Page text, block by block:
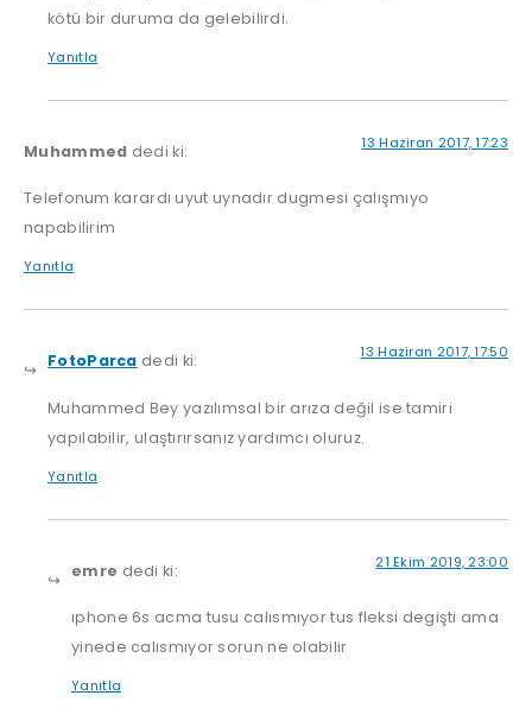
kötü bir duruma da gelebilirdi.
Yanıtla
Muhammed dedi ki: 13 Haziran 2017, 17:23
Telefonum karardı uyut uynadır dugmesi çalışmıyo
napabilirim
Yanıtla
FotoParca dedi ki: 13 Haziran 2017, 17:50
Muhammed Bey yazılımsal bir arıza değil ise tamiri
yapılabilir, ulaştırırsanız yardımcı oluruz.
Yanıtla
emre dedi ki: 21 Ekim 2019, 23:00
ıphone 6s acma tusu calısmıyor tus fleksi degişti ama
yinede calısmıyor sorun ne olabilir
Yanıtla